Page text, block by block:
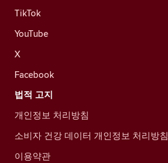
TikTok
YouTube
X
Facebook
법적 고지
개인정보 처리방침
소비자 건강 데이터 개인정보 처리방침
이용약관